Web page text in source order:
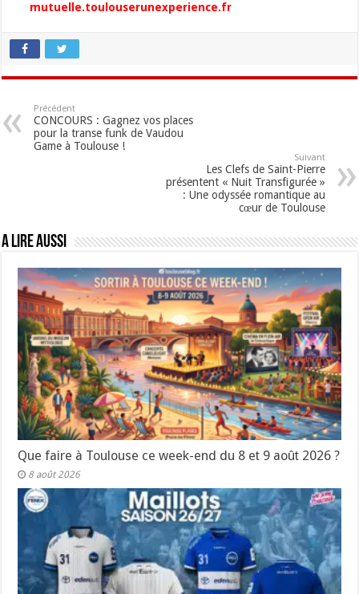
mutuelle.toulouserunexperience.fr
Précédent
CONCOURS : Gagnez vos places
pour la transe funk de Vaudou
Game à Toulouse !
Suivant
Les Clefs de Saint-Pierre
présentent « Nuit Transfigurée »
: Une odyssée romantique au
cœur de Toulouse
A lire aussi
Que faire à Toulouse ce week-end du 8 et 9 août 2026 ?
8 août 2026